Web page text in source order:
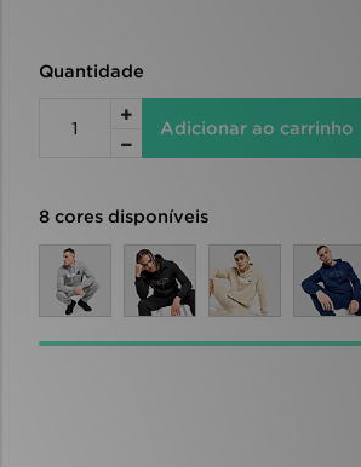
Quantidade
Adicionar ao carrinho
8 cores disponíveis